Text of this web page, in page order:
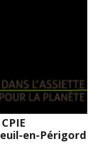
en-Périgord